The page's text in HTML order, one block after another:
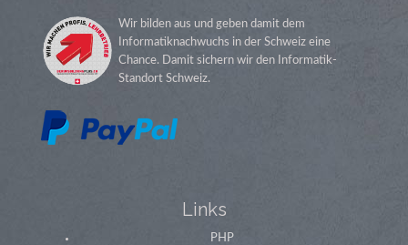
Wir bilden aus und geben damit dem
Informatiknachwuchs in der Schweiz eine
Chance. Damit sichern wir den Informatik-
Standort Schweiz.
Links
PHP